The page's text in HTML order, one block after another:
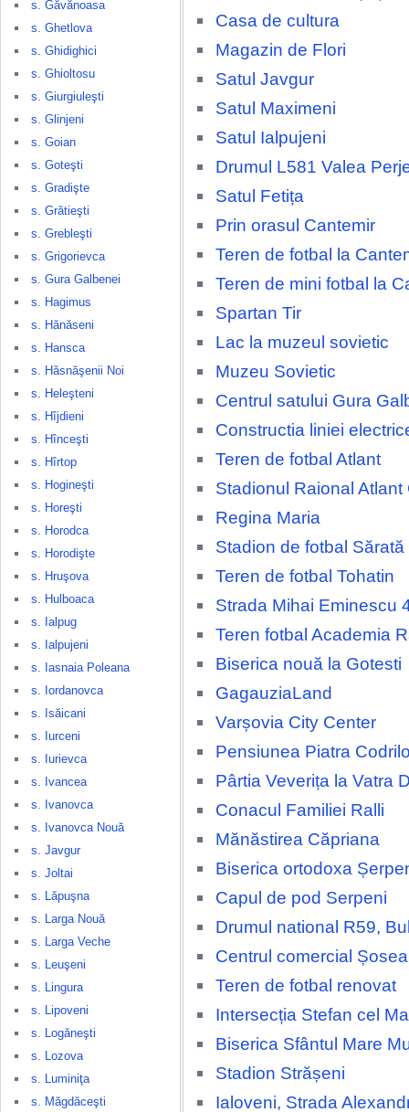
s. Găvănoasa
s. Ghetlova
s. Ghidighici
s. Ghioltosu
s. Giurgiuleşti
s. Glinjeni
s. Goian
s. Goteşti
s. Gradişte
s. Grătieşti
s. Grebleşti
s. Grigorievca
s. Gura Galbenei
s. Hagimus
s. Hănăseni
s. Hansca
s. Hăsnăşenii Noi
s. Heleşteni
s. Hîjdieni
s. Hînceşti
s. Hîrtop
s. Hogineşti
s. Horeşti
s. Horodca
s. Horodişte
s. Hruşova
s. Hulboaca
s. Ialpug
s. Ialpujeni
s. Iasnaia Poleana
s. Iordanovca
s. Isăicani
s. Iurceni
s. Iurievca
s. Ivancea
s. Ivanovca
s. Ivanovca Nouă
s. Javgur
s. Joltai
s. Lăpuşna
s. Larga Nouă
s. Larga Veche
s. Leuşeni
s. Lingura
s. Lipoveni
s. Logăneşti
s. Lozova
s. Luminiţa
s. Măgdăceşti
Casa de cultura
Magazin de Flori
Satul Javgur
Satul Maximeni
Satul Ialpujeni
Drumul L581 Valea
Satul Fetița
Prin orasul Cantemir
Teren de fotbal la
Teren de mini fotbal la
Spartan Tir
Lac la muzeul sovietic
Muzeu Sovietic
Centrul satului Gura
Constructia liniei
Teren de fotbal Atlant
Stadionul Raional Atlant
Regina Maria
Stadion de fotbal
Teren de fotbal Tohatin
Strada Mihai Eminescu
Teren fotbal Academia
Biserica nouă la Gotesti
GagauziaLand
Varșovia City Center
Pensiunea Piatra
Pârtia Veverița la Vatra
Conacul Familiei Ralli
Mănăstirea Căpriana
Biserica ortodoxa
Capul de pod Serpeni
Drumul national R59,
Centrul comercial
Teren de fotbal renovat
Intersecția Stefan cel
Biserica Sfântul Mare
Stadion Strășeni
Ialoveni, Strada